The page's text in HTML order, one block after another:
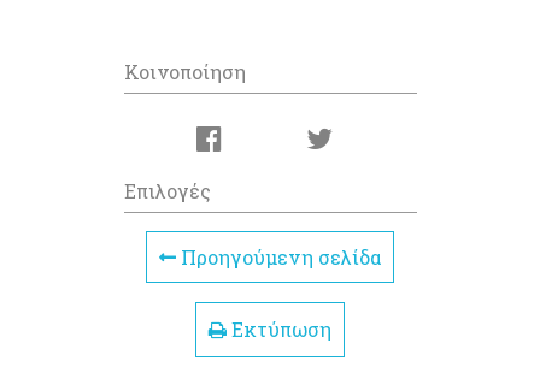
Κοινοποίηση
Επιλογές
Προηγούμενη σελίδα
Εκτύπωση